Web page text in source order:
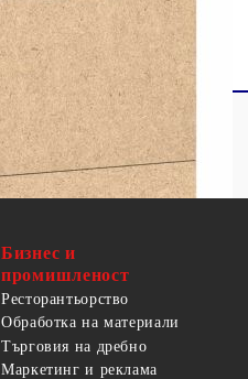
Бизнес и
промишленост
Ресторантьорство
Обработка на материали
Търговия на дребно
Маркетинг и реклама